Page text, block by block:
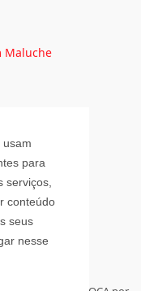
usam
para
serviços,
conteúdo
seus
nesse